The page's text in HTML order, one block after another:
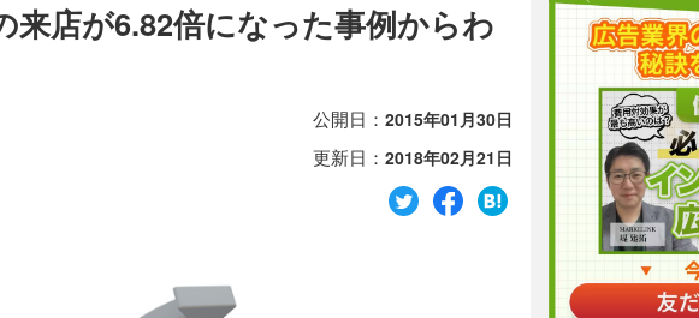
来店が6.82倍になった事例からわ
公開日： 2015年01月30日
更新日： 2018年02月21日